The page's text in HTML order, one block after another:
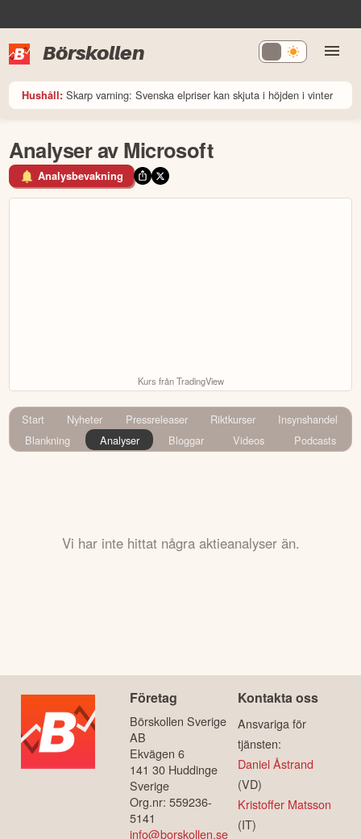
Börskollen
Hushåll: Skarp varning: Svenska elpriser kan skjuta i höjden i vinter
Analyser av Microsoft
Analysbevakning
Kurs från TradingView
Start Nyheter Pressreleaser Riktkurser
Insynshandel
Blankning
Analyser Bloggar Videos Podcasts
Vi har inte hittat några aktieanalyser än.
Företag
Börskollen Sverige
AB
Ekvägen 6
141 30 Huddinge
Sverige
Org.nr: 559236-
5141
info@borskollen.se
Kontakta oss
Ansvariga för
tjänsten:
Daniel Åstrand
(VD)
Kristoffer Matsson
(IT)